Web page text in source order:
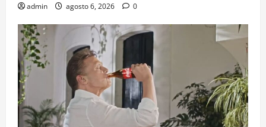
admin agosto 6, 2026 0